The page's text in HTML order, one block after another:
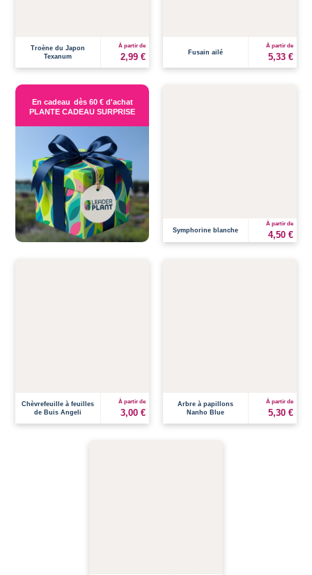
Troène du Japon
Texanum
À partir de
2,99 € Fusain ailé
À partir de
5,33 €
En cadeau dès 60 € d'achat
PLANTE CADEAU SURPRISE
Symphorine blanche
À partir de
4,50 €
Chèvrefeuille à feuilles
de Buis Angeli
À partir de
3,00 €
Arbre à papillons
Nanho Blue
À partir de
5,30 €